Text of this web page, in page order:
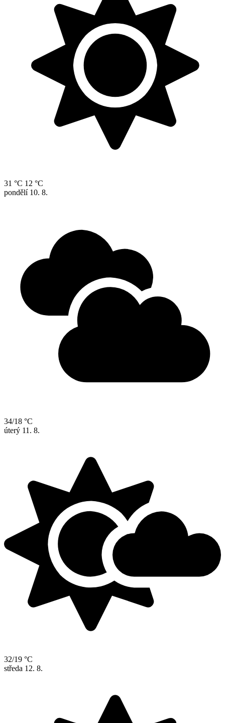
31 °C 12 °C
pondělí 10. 8.
34/18 °C
úterý 11. 8.
32/19 °C
středa 12. 8.